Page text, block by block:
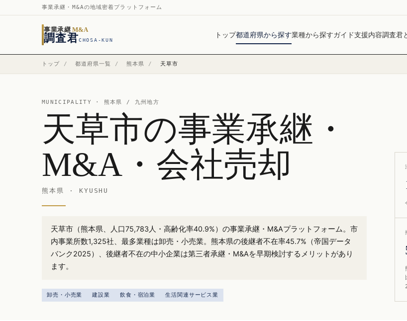
事業承継・M&Aの地域密着プラットフォーム
事業承継 M&A
調査君CHOSA-KUN
トップ都道府県から探す業種から探すガイド支援内容調査君
トップ / 都道府県一覧 / 熊本県 / 天草市
MUNICIPALITY · 熊本県 / 九州地方
天草市の事業承継・
M&A・会社売却
熊本県 · KYUSHU
天草市（熊本県、人口75,783人・高齢化率40.9%）の事業承継・M&Aプラットフォーム。市
内事業所数1,325社、最多業種は卸売・小売業。熊本県の後継者不在率45.7%（帝国データ
バンク2025）、後継者不在の中小企業は第三者承継・M&Aを早期検討するメリットがあり
ます。
卸売・小売業 建設業 飲食・宿泊業 生活関連サービス業